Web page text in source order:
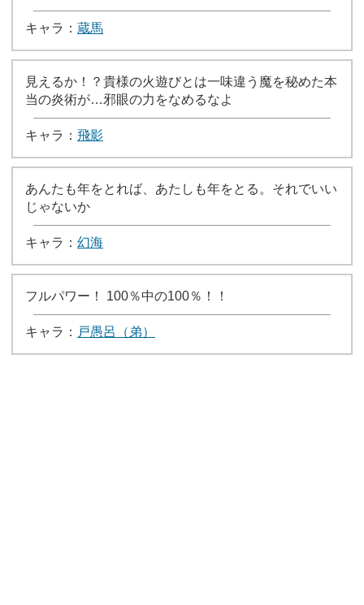
キャラ： 蔵馬
見えるか！？貴様の火遊びとは一味違う魔を秘めた本
当の炎術が…邪眼の力をなめるなよ
キャラ： 飛影
あんたも年をとれば、あたしも年をとる。それでいい
じゃないか
キャラ： 幻海
フルパワー！ 100％中の100％！！
キャラ： 戸愚呂（弟）